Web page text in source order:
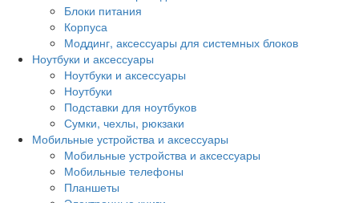
Блоки питания
Корпуса
Моддинг, аксессуары для системных блоков
Ноутбуки и аксессуары
Ноутбуки и аксессуары
Ноутбуки
Подставки для ноутбуков
Сумки, чехлы, рюкзаки
Мобильные устройства и аксессуары
Мобильные устройства и аксессуары
Мобильные телефоны
Планшеты